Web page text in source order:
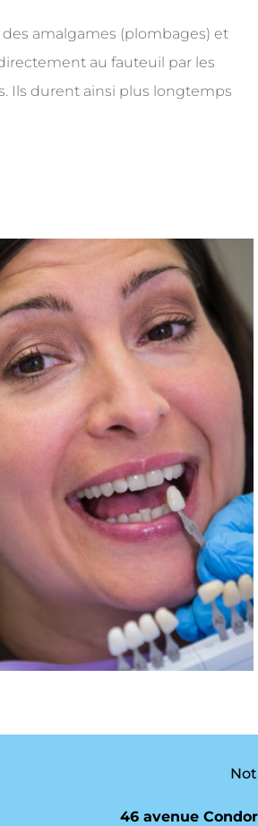
amalgames (plombages) et
au fauteuil par les
Ils durent ainsi plus longtemps
46 avenue